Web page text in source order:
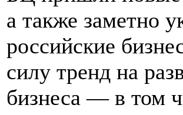
а также заметно
российские
силу тренд на
бизнеса — в том